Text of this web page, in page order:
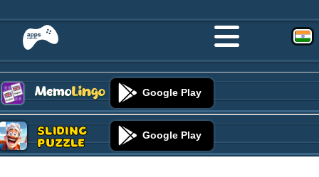
Google Play
Sliding
Puzzle Google Play